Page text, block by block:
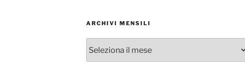
ARCHIVI MENSILI
mensili